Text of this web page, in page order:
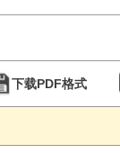
下载PDF格式